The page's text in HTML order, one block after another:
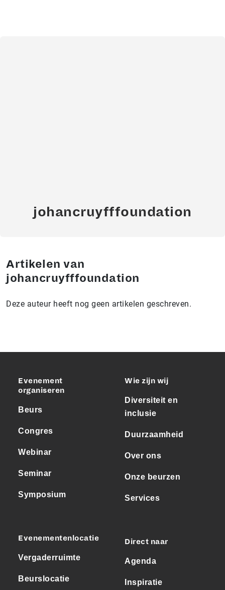
johancruyfffoundation
Artikelen van
johancruyfffoundation
Deze auteur heeft nog geen artikelen geschreven.
Evenement
organiseren
Beurs
Congres
Webinar
Seminar
Symposium
Evenementenlocatie
Vergaderruimte
Beurslocatie
Wie zijn wij
Diversiteit en
inclusie
Duurzaamheid
Over ons
Onze beurzen
Services
Direct naar
Agenda
Inspiratie